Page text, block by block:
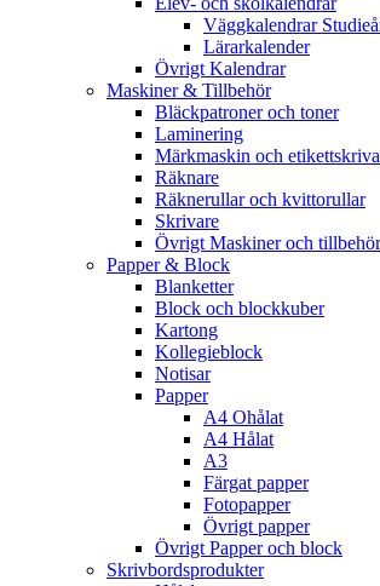
Väggkalendrar
Lärarkalender
Övrigt Kalendrar
Maskiner & Tillbehör
Bläckpatroner och toner
Laminering
Märkmaskin och
Räknare
Räknerullar och kvittorullar
Skrivare
Övrigt Maskiner och tillbehör
Papper & Block
Blanketter
Block och blockkuber
Kartong
Kollegieblock
Notisar
Papper
A4 Ohålat
A4 Hålat
A3
Färgat papper
Fotopapper
Övrigt papper
Övrigt Papper och block
Skrivbordsprodukter